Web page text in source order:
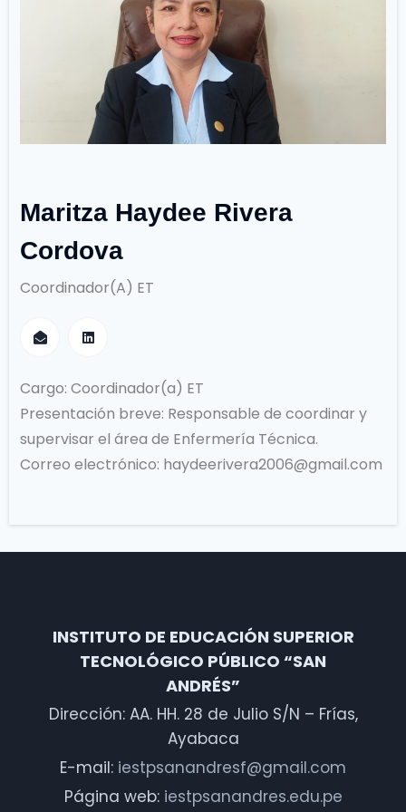
Maritza Haydee Rivera
Cordova
Coordinador(a) ET
Cargo: Coordinador(a) ET
Presentación breve: Responsable de coordinar y
supervisar el área de Enfermería Técnica.
Correo electrónico: haydeerivera2006@gmail.com
INSTITUTO DE EDUCACIÓN SUPERIOR
TECNOLÓGICO PÚBLICO “SAN
ANDRÉS”
Dirección: AA. HH. 28 de Julio S/N – Frías,
Ayabaca
E-mail: iestpsanandresf@gmail.com
Página web: iestpsanandres.edu.pe